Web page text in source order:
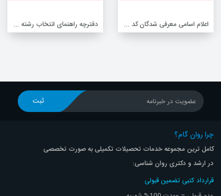
دفترچه راهنمای انتخاب رشته‌ کارشناسی ارشد ناپیوسته 97 دانشگاه آزاد + لینک دانلود اعلام اسامی معرفی شدگان کد رشته های دارای شرایط خاص آزمون کارشناسی ارشد 97
عضویت در خبرنامه ثبت
چرا روان گام؟
کامل ترین مجموعه خدمات تحصیلات تکمیلی به صورت تخصصی
در ارشد و دکتری روان شناسی:
قرارداد کتبی تضمین قبولی